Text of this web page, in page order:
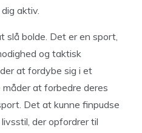
aktiv.
slå bolde. Det er en sport,
og taktisk
at fordybe sig i et
at forbedre deres
Det at kunne finpudse
der opfordrer til